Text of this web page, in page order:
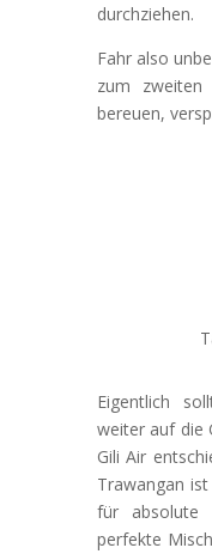
durchziehen.
Fahr also
zum
bereuen,
Eigentlich
weiter auf die
Gili Air
Trawangan
für absolute
perfekte